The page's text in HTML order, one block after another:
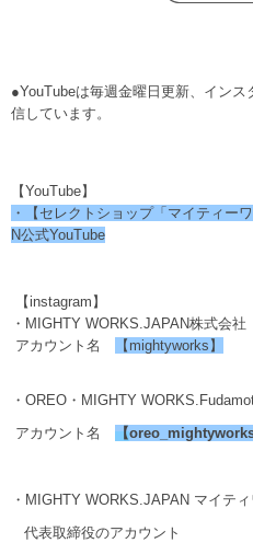
●YouTubeは毎週金曜日更新、イン
信しています。
【YouTube】
・【セレクトショップ「マイティー
N公式YouTube
【instagram】
・MIGHTY WORKS.JAPAN株式会
アカウント名
【mightyworks】
・OREO・MIGHTY
アカウント名 【
・MIGHTY WORKS.JAPAN マイテ
代表取締役のアカウント